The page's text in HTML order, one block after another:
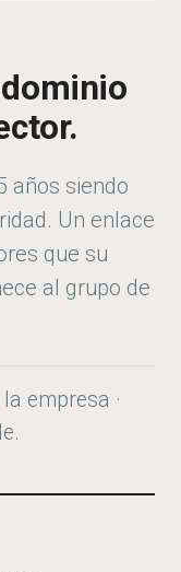
años siendo
Un enlace
que su
al grupo de
empresa ·